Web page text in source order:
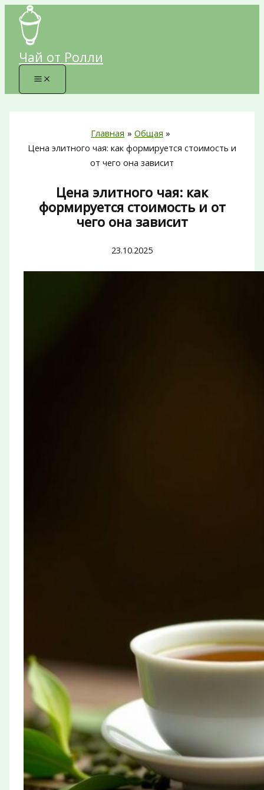
Перейти
содержимому
Чай от Ролли
Главная
Общая
Цена элитного чая: как формируется стоимость и
от чего она зависит
Цена элитного чая: как
формируется стоимость и от
чего она зависит
23.10.2025